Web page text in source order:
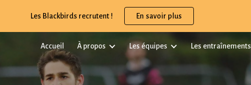
to main content Skip to navigation
Les Blackbirds recrutent ! En savoir plus
Accueil À propos Les équipes Les entraînements